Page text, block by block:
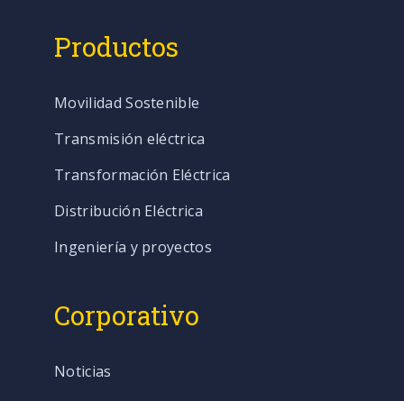
Productos
Movilidad Sostenible
Transmisión eléctrica
Transformación Eléctrica
Distribución Eléctrica
Ingeniería y proyectos
Corporativo
Noticias